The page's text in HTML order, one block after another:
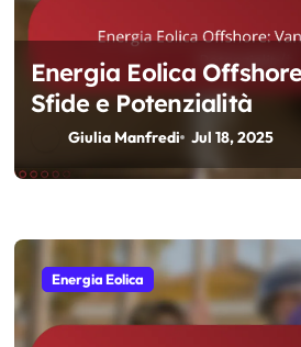
Energia Eolica
Sfide e Potenzialità
Giulia Manfredi Jul 18, 2025
Energia Eolica